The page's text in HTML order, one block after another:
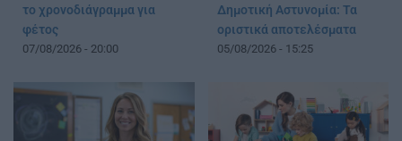
το χρονοδιάγραμμα για
φέτος
07/08/2026 - 20:00
Δημοτική Αστυνομία: Τα
οριστικά αποτελέσματα
05/08/2026 - 15:25